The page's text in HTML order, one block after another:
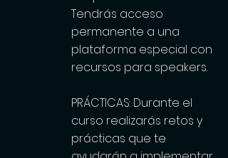
Tendrás acceso
permanente a una
plataforma especial con
recursos para speakers.
PRÁCTICAS: Durante el
curso realizarás retos y
prácticas que te